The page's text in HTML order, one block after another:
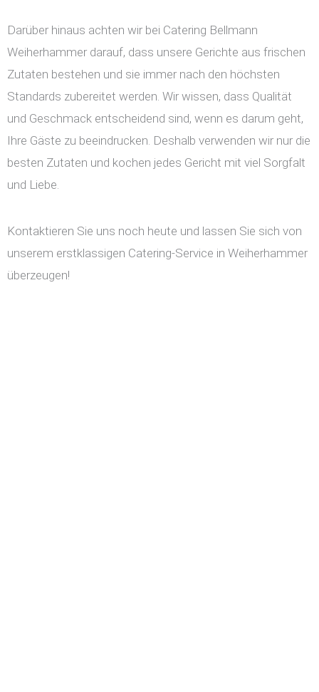
Darüber hinaus achten wir bei Catering Bellmann
Weiherhammer darauf, dass unsere Gerichte aus frischen
Zutaten bestehen und sie immer nach den höchsten
Standards zubereitet werden. Wir wissen, dass Qualität
und Geschmack entscheidend sind, wenn es darum geht,
Ihre Gäste zu beeindrucken. Deshalb verwenden wir nur die
besten Zutaten und kochen jedes Gericht mit viel Sorgfalt
und Liebe.
Kontaktieren Sie uns noch heute und lassen Sie sich von
unserem erstklassigen Catering-Service in Weiherhammer
überzeugen!